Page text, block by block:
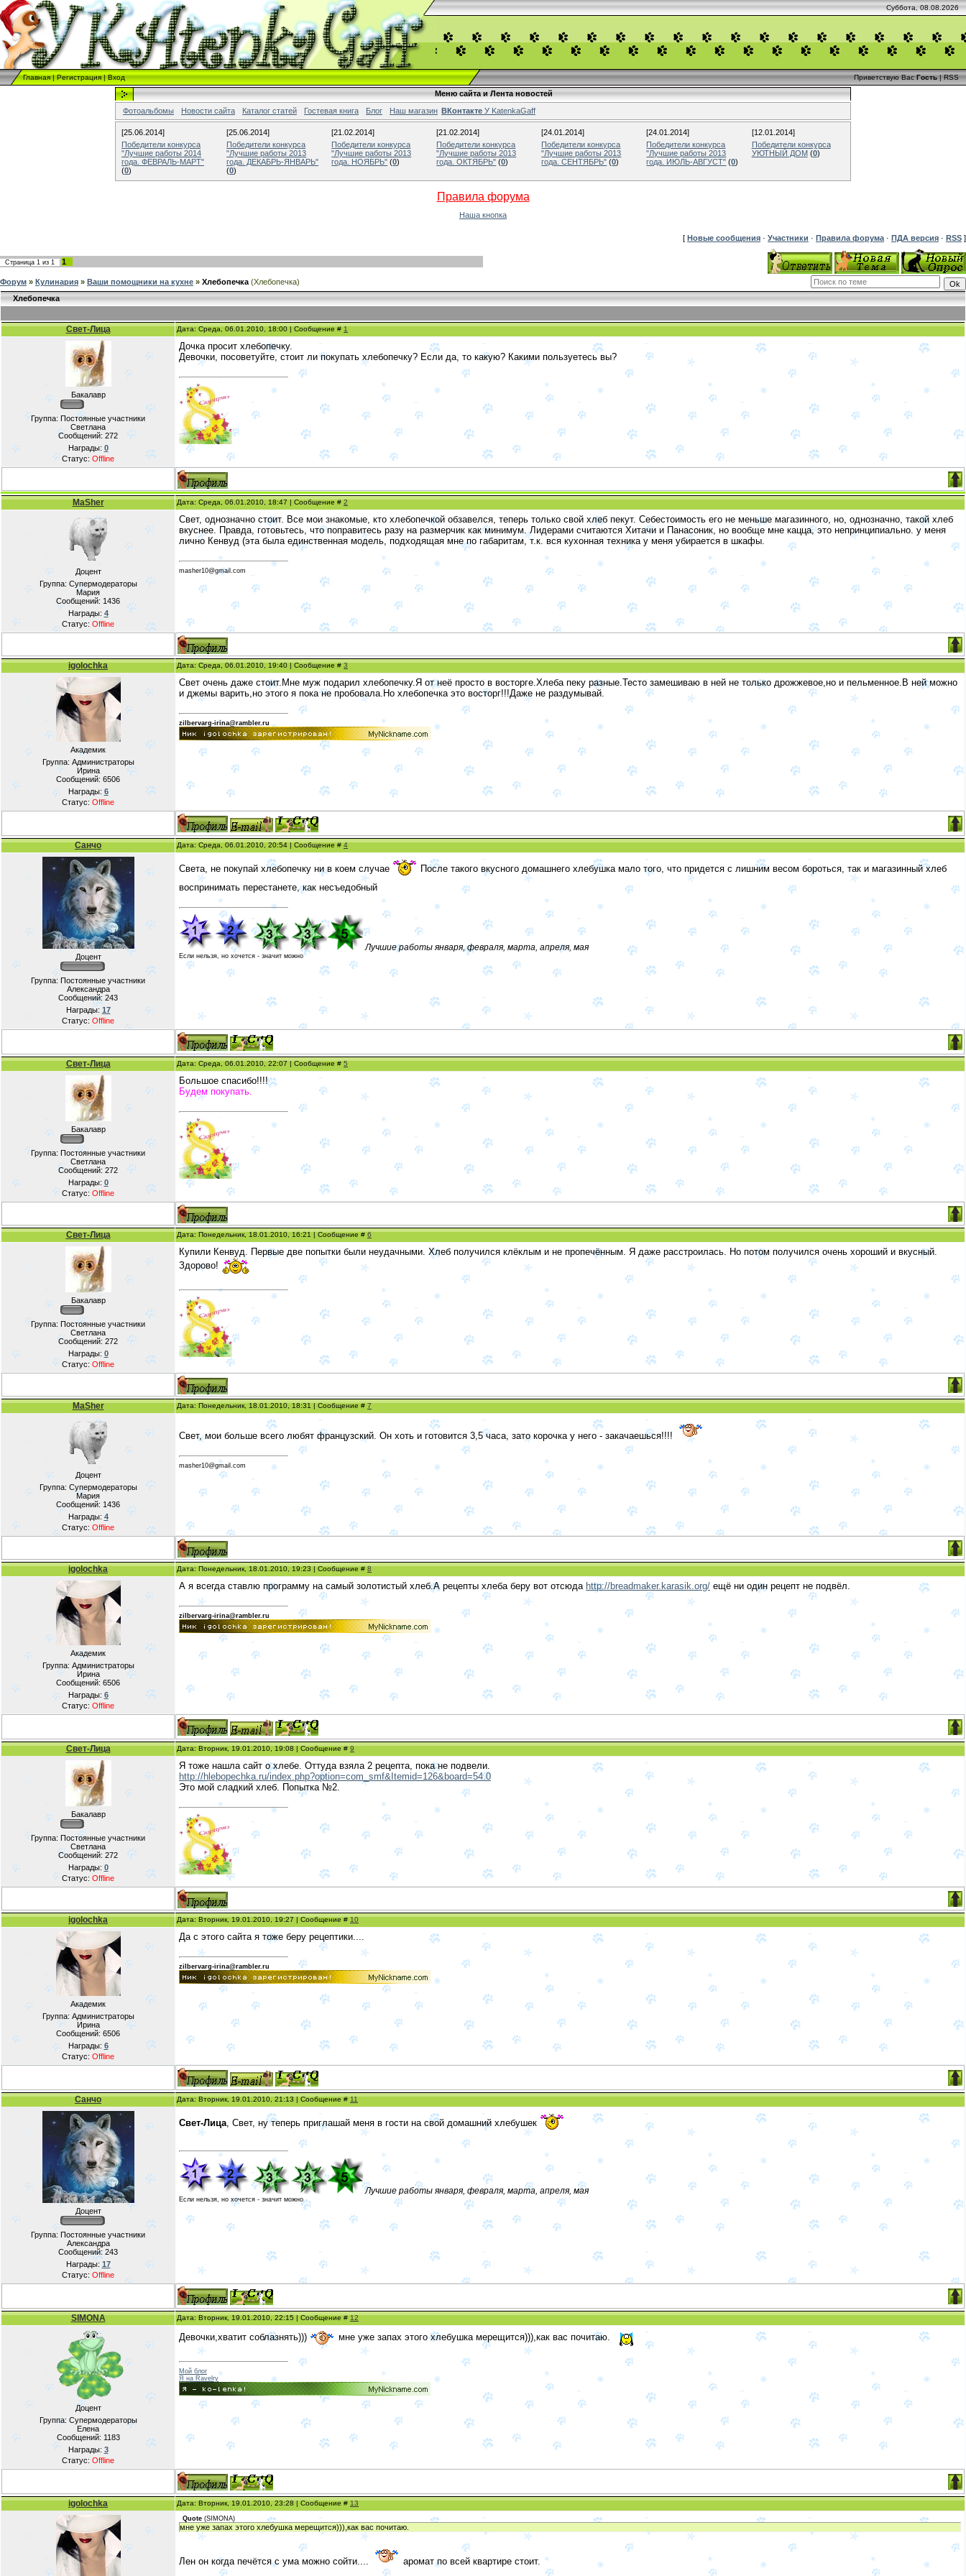
Суббота, 08.08.2026
Главная|Регистрация|Вход Приветствую Вас Гость|RSS
Меню сайта и Лента новостей
Фотоальбомы
Новости сайта Каталог статей Гостевая книга Блог Наш магазин ВКонтакте У KatenkaGaff
[25.06.2014]
Победители конкурса
"Лучшие работы 2014
года. ФЕВРАЛЬ-МАРТ"
(0)
[25.06.2014]
Победители конкурса
"Лучшие работы 2013
года. ДЕКАБРЬ-ЯНВАРЬ"
(0)
[21.02.2014]
Победители конкурса
"Лучшие работы 2013
года. НОЯБРЬ" (0)
[21.02.2014]
Победители конкурса
"Лучшие работы 2013
года. ОКТЯБРЬ" (0)
[24.01.2014]
Победители конкурса
"Лучшие работы 2013
года. СЕНТЯБРЬ" (0)
[24.01.2014]
Победители конкурса
"Лучшие работы 2013
года. ИЮЛЬ-АВГУСТ" (0)
[12.01.2014]
Победители конкурса
УЮТНЫЙ ДОМ (0)
Правила форума
Наша кнопка
[ Новые сообщения · Участники · Правила форума · ПДА версия · RSS ]
Страница 1 из 1 1
Форум » Кулинария » Ваши помощники на кухне » Хлебопечка (Хлебопечка)
Хлебопечка
Свет-Лица Дата: Среда, 06.01.2010, 18:00 | Сообщение #1
Бакалавр
Группа: Постоянные участники
Светлана
Сообщений: 272
Награды: 0
Статус: Offline
Дочка просит хлебопечку.
Девочки, посоветуйте, стоит ли покупать хлебопечку? Если да, то какую? Какими пользуетесь вы?
MaSher Дата: Среда, 06.01.2010, 18:47 | Сообщение #2
Доцент
Группа: Супермодераторы
Мария
Сообщений: 1436
Награды: 4
Статус: Offline
Свет, однозначно стоит. Все мои знакомые, кто хлебопечкой обзавелся, теперь только свой хлеб пекут. Себестоимость его не меньше магазинного, но, однозначно, такой хлеб
вкуснее. Правда, готовьтесь, что поправитесь разу на размерчик как минимум. Лидерами считаются Хитачи и Панасоник, но вообще мне кацца, это непринципиально. у меня
лично Кенвуд (эта была единственная модель, подходящая мне по габаритам, т.к. вся кухонная техника у меня убирается в шкафы.
masher10@gmail.com
igolochka Дата: Среда, 06.01.2010, 19:40 | Сообщение #3
Академик
Группа: Администраторы
Ирина
Сообщений: 6506
Награды: 6
Статус: Offline
Свет очень даже стоит.Мне муж подарил хлебопечку.Я от неё просто в восторге.Хлеба пеку разные.Тесто замешиваю в ней не только дрожжевое,но и пельменное.В ней можно
и джемы варить,но этого я пока не пробовала.Но хлебопечка это восторг!!!Даже не раздумывай.
zilbervarg-irina@rambler.ru
Санчо Дата: Среда, 06.01.2010, 20:54 | Сообщение #4
Доцент
Группа: Постоянные участники
Александра
Сообщений: 243
Награды: 17
Статус: Offline
Света, не покупай хлебопечку ни в коем случае
После такого вкусного домашнего хлебушка мало того, что придется с лишним весом бороться, так и магазинный хлеб
воспринимать перестанете, как несъедобный
Лучшие работы января, февраля, марта, апреля, мая
Если нельзя, но хочется - значит можно
Свет-Лица Дата: Среда, 06.01.2010, 22:07 | Сообщение #5
Бакалавр
Группа: Постоянные участники
Светлана
Сообщений: 272
Награды: 0
Статус: Offline
Большое спасибо!!!!
Будем покупать.
Свет-Лица Дата: Понедельник, 18.01.2010, 16:21 | Сообщение #6
Бакалавр
Группа: Постоянные участники
Светлана
Сообщений: 272
Награды: 0
Статус: Offline
Купили Кенвуд. Первые две попытки были неудачными. Хлеб получился клёклым и не пропечённым. Я даже расстроилась. Но потом получился очень хороший и вкусный.
Здорово!
MaSher Дата: Понедельник, 18.01.2010, 18:31 | Сообщение #7
Доцент
Группа: Супермодераторы
Мария
Сообщений: 1436
Награды: 4
Статус: Offline
Свет, мои больше всего любят французский. Он хоть и готовится 3,5 часа, зато корочка у него - закачаешься!!!!
masher10@gmail.com
igolochka Дата: Понедельник, 18.01.2010, 19:23 | Сообщение #8
Академик
Группа: Администраторы
Ирина
Сообщений: 6506
Награды: 6
Статус: Offline
А я всегда ставлю программу на самый золотистый хлеб.А рецепты хлеба беру вот отсюда http://breadmaker.karasik.org/ ещё ни один рецепт не подвёл.
zilbervarg-irina@rambler.ru
Свет-Лица Дата: Вторник, 19.01.2010, 19:08 | Сообщение #9
Бакалавр
Группа: Постоянные участники
Светлана
Сообщений: 272
Награды: 0
Статус: Offline
Я тоже нашла сайт о хлебе. Оттуда взяла 2 рецепта, пока не подвели.
http://hlebopechka.ru/index.php?option=com_smf&Itemid=126&board=54.0
Это мой сладкий хлеб. Попытка №2.
igolochka Дата: Вторник, 19.01.2010, 19:27 | Сообщение #10
Академик
Группа: Администраторы
Ирина
Сообщений: 6506
Награды: 6
Статус: Offline
Да с этого сайта я тоже беру рецептики....
zilbervarg-irina@rambler.ru
Санчо Дата: Вторник, 19.01.2010, 21:13 | Сообщение #11
Доцент
Группа: Постоянные участники
Александра
Сообщений: 243
Награды: 17
Статус: Offline
Свет-Лица , Свет, ну теперь приглашай меня в гости на свой домашний хлебушек
Лучшие работы января, февраля, марта, апреля, мая
Если нельзя, но хочется - значит можно
SIMONA Дата: Вторник, 19.01.2010, 22:15 | Сообщение #12
Доцент
Группа: Супермодераторы
Елена
Сообщений: 1183
Награды: 3
Статус: Offline
Девочки,хватит соблазнять))) мне уже запах этого хлебушка мерещится))),как вас почитаю.
Мой блог
Я на Ravelry
igolochka Дата: Вторник, 19.01.2010, 23:28 | Сообщение #13
Quote (SIMONA)
мне уже запах этого хлебушка мерещится))),как вас почитаю.
Лен он когда печётся с ума можно сойти.... аромат по всей квартире стоит.